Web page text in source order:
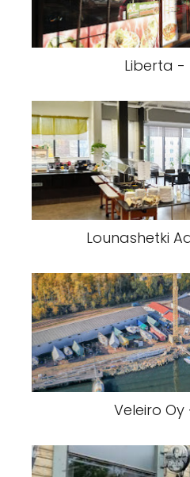
Liberta -
Lounashetki
Veleiro